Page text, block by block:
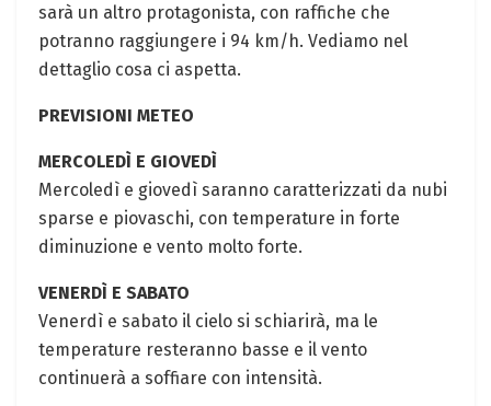
sarà un altro protagonista, con raffiche che
potranno raggiungere i 94 km/h. Vediamo nel
dettaglio cosa ci aspetta.
PREVISIONI METEO
MERCOLEDÌ E GIOVEDÌ
Mercoledì e giovedì saranno caratterizzati da nubi
sparse e piovaschi, con temperature in forte
diminuzione e vento molto forte.
VENERDÌ E SABATO
Venerdì e sabato il cielo si schiarirà, ma le
temperature resteranno basse e il vento
continuerà a soffiare con intensità.